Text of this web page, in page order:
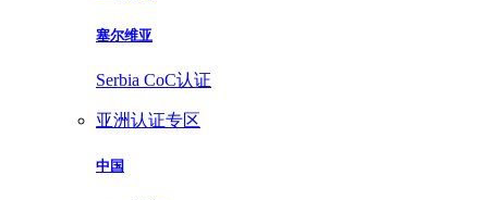
塞尔维亚
Serbia CoC认证
亚洲认证专区
中国